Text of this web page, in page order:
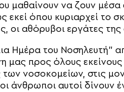
μαθαίνουν να ζουν
εκεί όπου κυριαρχεί το
οι αθόρυβοι εργάτες
Ημέρα του Νοσηλευτή”
μας προς όλους
νοσοκομείων, στις
άνθρωποι αυτοί δίνουν